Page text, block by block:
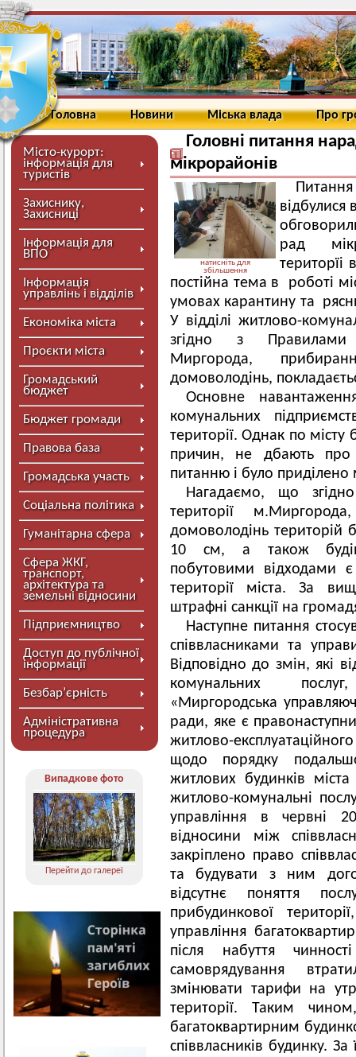
Головна Новини Міська влада Про
Місто-курорт:
інформація для
туристів
Захиснику,
Захисниці
Інформація для
ВПО
Інформація
управлінь і відділів
Економіка міста
Проєкти міста
Громадський
бюджет
Бюджет громади
Правова база
Громадська участь
Соціальна політика
Гуманітарна сфера
Сфера ЖКГ,
транспорт,
архітектура та
земельні відносини
Підприємництво
Доступ до публічної
інформації
Безбар’єрність
Адміністративна
процедура
Випадкове фото
Перейти до галереї
Головні питання
мікрорайонів
натисніть для
збільшення
відбулися
рад
постійна тема в роботі
умовах карантину та
У відділі житлово-
згідно з Правилами
Миргорода,
домоволодінь,
Основне
комунальних
території. Однак по місту
причин, не дбають про
питанню і було
Нагадаємо, що
території
домоволодінь територій
10 см, а також
побутовими відходами
території міста. За
штрафні санкції на
Наступне питання
співвласниками та
Відповідно до змін, які
комунальних
«Миргородська
ради, яке є
житлово-
щодо порядку
житлових будинків
житлово-комунальні
управління в червні
відносини між
закріплено право
та будувати з ним
відсутнє поняття
прибудинкової
управління
після набуття
самоврядування
змінювати тарифи на
території. Таким
багатоквартирним
співвласників будинку. За